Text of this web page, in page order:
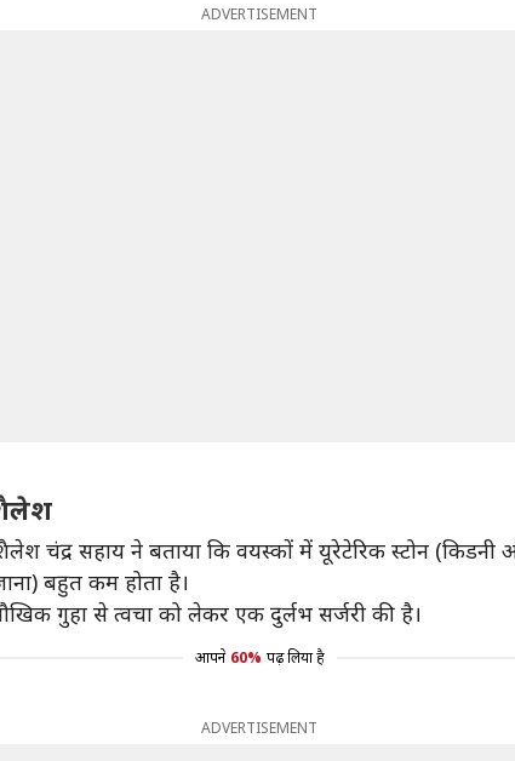
ADVERTISEMENT
सहाय ने बताया कि वयस्कों में यूरेटेरिक स्टोन
बहुत कम होता है।
गुहा से त्वचा को लेकर एक दुर्लभ सर्जरी की है।
आपने 60% पढ़ लिया है
ADVERTISEMENT